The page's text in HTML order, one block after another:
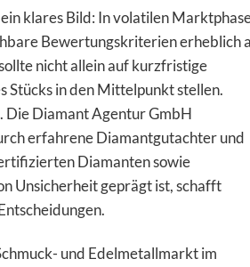
klares Bild: In volatilen
Bewertungskriterien erheblich
nicht allein auf kurzfristige
Stücks in den Mittelpunkt stellen.
Die Diamant Agentur GmbH
erfahrene Diamantgutachter und
Diamanten sowie
Unsicherheit geprägt ist, schafft
und Edelmetallmarkt im